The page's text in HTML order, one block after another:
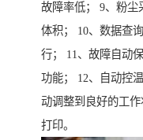
故障率低； 9、粉尘
体积； 10、数据查
行； 11、故障自动
功能； 12、自动控
动调整到良好的工
打印。